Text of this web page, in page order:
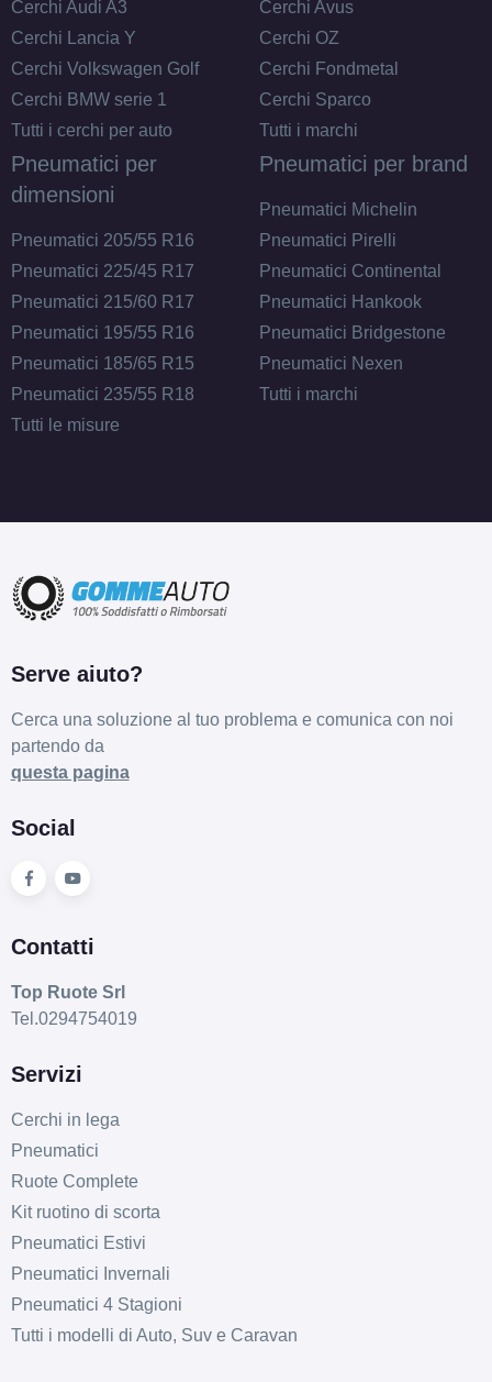
B B
Cerchi Audi A3
Cerchi Lancia Y
Cerchi Volkswagen Golf
Cerchi BMW serie 1
Tutti i cerchi per auto
Cerchi Avus
Cerchi OZ
Cerchi Fondmetal
Cerchi Sparco
Tutti i marchi
Pneumatici per
dimensioni
Pneumatici 205/55 R16
Pneumatici 225/45 R17
Pneumatici 215/60 R17
Pneumatici 195/55 R16
Pneumatici 185/65 R15
Pneumatici 235/55 R18
Tutti le misure
Pneumatici per brand
Pneumatici Michelin
Pneumatici Pirelli
Pneumatici Continental
Pneumatici Hankook
Pneumatici Bridgestone
Pneumatici Nexen
Tutti i marchi
Serve aiuto?
Cerca una soluzione al tuo problema e comunica con noi
partendo da
questa pagina
Social
Contatti
Top Ruote Srl
Tel.0294754019
Servizi
Cerchi in lega
Pneumatici
Ruote Complete
Kit ruotino di scorta
Pneumatici Estivi
Pneumatici Invernali
Pneumatici 4 Stagioni
Tutti i modelli di Auto, Suv e Caravan